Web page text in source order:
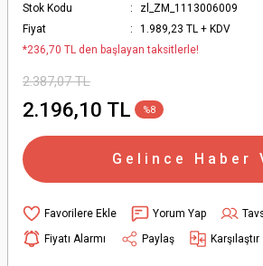
Stok Kodu
zl_ZM_1113006009
Fiyat
1.989,23 TL + KDV
*236,70 TL den başlayan taksitlerle!
2.387,07 TL
2.196,10 TL %8
Gelince Haber
Yorum Yap
Fiyatı Alarmı
Paylaş Karşılaştır